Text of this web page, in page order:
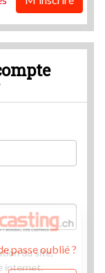
passe oublié ?
du site,
internet.